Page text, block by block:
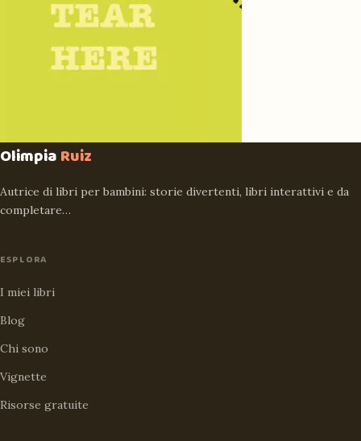
OlimpiaRuiz
Autrice di libri per bambini: storie divertenti, libri interattivi e da
completare…
ESPLORA
I miei libri
Blog
Chi sono
Vignette
Risorse gratuite